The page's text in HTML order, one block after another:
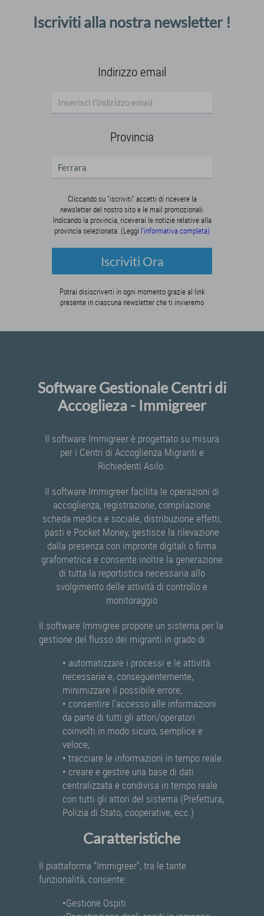
Iscriviti alla nostra newsletter !
Indirizzo email
Provincia
Cliccando su "iscriviti" accetti di ricevere la
newsletter del nostro sito e le mail promozionali.
Indicando la provincia, riceverai le notizie relative alla
provincia selezionata. (Leggi l'informativa completa)
Iscriviti Ora
Potrai disiscriverti in ogni momento grazie al link
presente in ciascuna newsletter che ti invieremo
Software Gestionale Centri di
Accoglieza - Immigreer
Il software Immigreer è progettato su misura
per i Centri di Accoglienza Migranti e
Richiedenti Asilo.
Il software Immigreer facilita le operazioni di
accoglienza, registrazione, compilazione
scheda medica e sociale, distribuzione effetti,
pasti e Pocket Money, gestisce la rilevazione
dalla presenza con impronte digitali o firma
grafometrica e consente inoltre la generazione
di tutta la reportistica necessaria allo
svolgimento delle attività di controllo e
monitoraggio
Il software Immigree propone un sistema per la
gestione del flusso dei migranti in grado di:
• automatizzare i processi e le attività
necessarie e, conseguentemente,
minimizzare il possibile errore;
• consentire l’accesso alle informazioni
da parte di tutti gli attori/operatori
coinvolti in modo sicuro, semplice e
veloce;
• tracciare le informazioni in tempo reale.
• creare e gestire una base di dati
centralizzata e condivisa in tempo reale
con tutti gli attori del sistema (Prefettura,
Polizia di Stato, cooperative, ecc.)
Caratteristiche
Il piattaforma “Immigreer”, tra le tante
funzionalità, consente:
•Gestione Ospiti